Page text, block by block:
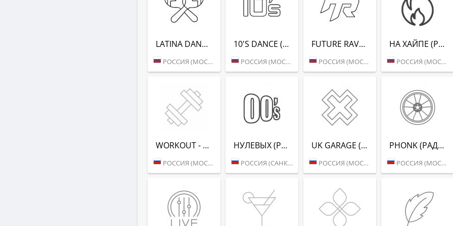
LATINA DANCE (РАДИО РЕКОРД)
РОССИЯ (МОСКВА)
10'S DANCE (РАДИО РЕКОРД)
РОССИЯ (МОСКВА)
FUTURE RAVE (РАДИО РЕКОРД)
РОССИЯ (МОСКВА)
НА ХАЙПЕ (РАДИО РЕКОРД)
РОССИЯ (МОСКВА)
WORKOUT - РАДИО РЕКОРД
РОССИЯ (МОСКВА)
НУЛЕВЫХ (РАДИО РЕКОРД)
РОССИЯ (САНКТ-ПЕТЕРБУРГ)
UK GARAGE (РАДИО РЕКОРД)
РОССИЯ (МОСКВА)
PHONK (РАДИО РЕКОРД)
РОССИЯ (МОСКВА)